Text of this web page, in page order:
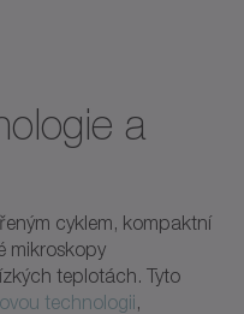
a
cyklem, kompaktní
mikroskopy
teplotách. Tyto
technologii,